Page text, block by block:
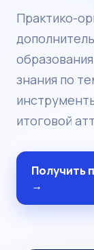
Практико-
знания по
итоговой
Получить
→